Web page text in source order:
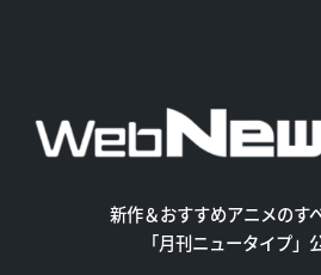
新作＆おすすめアニメのす
「月刊ニュータイプ」